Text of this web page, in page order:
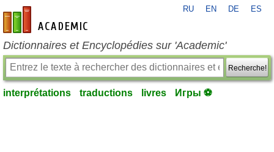
fr-academic.com
RU EN DE ES
Dictionnaires et Encyclopédies sur 'Academic'
Recherche!
interprétations traductions livres Игры ⚽